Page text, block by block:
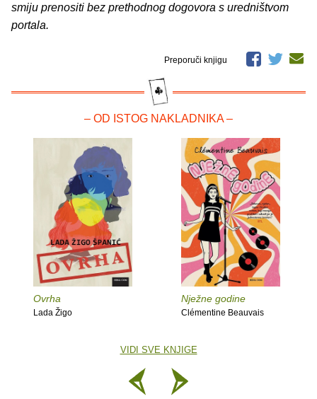
smiju prenositi bez prethodnog dogovora s uredništvom
portala.
Preporuči knjigu
– OD ISTOG NAKLADNIKA –
Ovrha
Lada Žigo
Nježne godine
Clémentine Beauvais
VIDI SVE KNJIGE